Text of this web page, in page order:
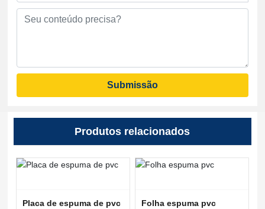
Submissão
Produtos relacionados
Placa de espuma de pvc Folha espuma pvc